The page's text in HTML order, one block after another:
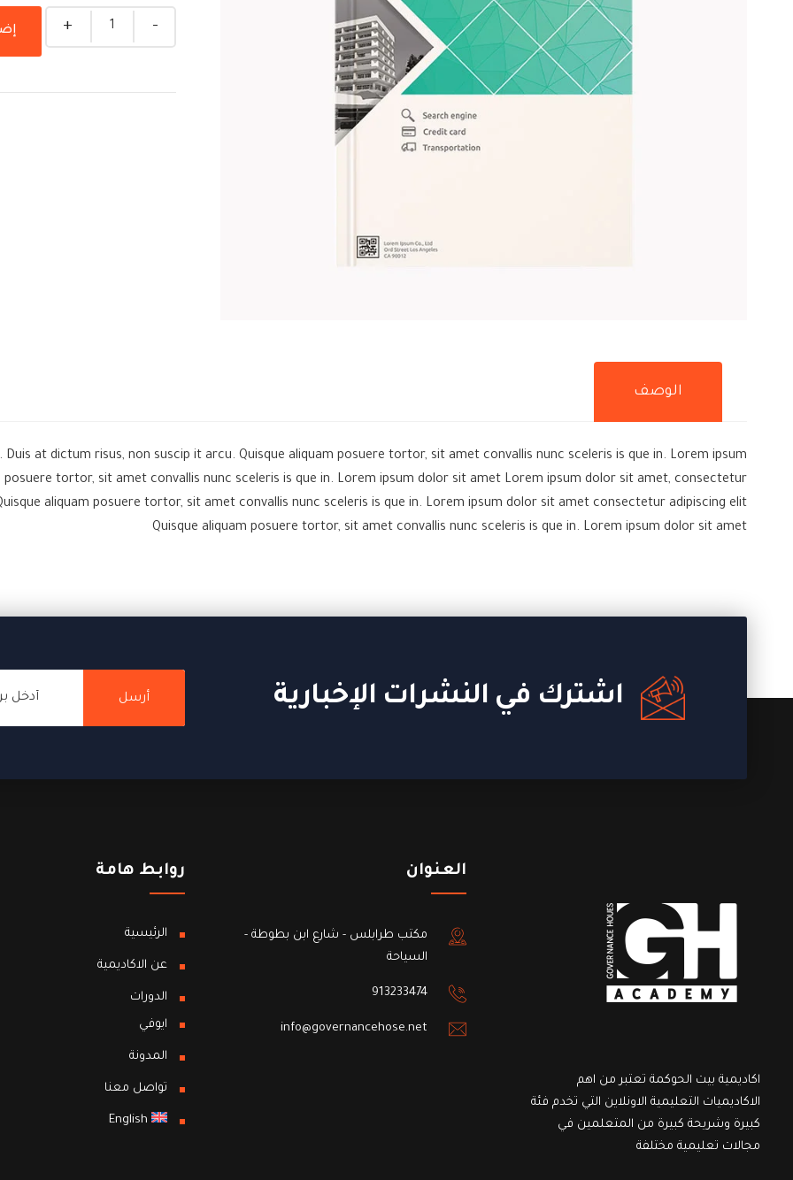
Quantity
الوصف
at dictum risus, non suscip it arcu. Quisque aliquam posuere tortor, sit amet convallis nunc sceleris is que in. Lorem ipsum
tortor, sit amet convallis nunc sceleris is que in. Lorem ipsum dolor sit amet Lorem ipsum dolor sit amet, consectetur
aliquam posuere tortor, sit amet convallis nunc sceleris is que in. Lorem ipsum dolor sit amet consectetur adipiscing elit
Quisque aliquam posuere tortor, sit amet convallis nunc sceleris is que in. Lorem ipsum dolor sit amet
اشترك في النشرات الإخبارية أرسل
اكاديمية بيت الحوكمة تعتبر من اهم
الاكاديميات التعليمية الاونلاين التي تخدم فئة
كبيرة وشريحة كبيرة من المتعلمين في
مجالات تعليمية مختلفة
العنوان
مكتب طرابلس - شارع ابن بطوطة -
السياحة
913233474
info@governancehose.net
روابط هامة
الرئيسية
عن الاكاديمية
الدورات
ايوفي
المدونة
تواصل معنا
English